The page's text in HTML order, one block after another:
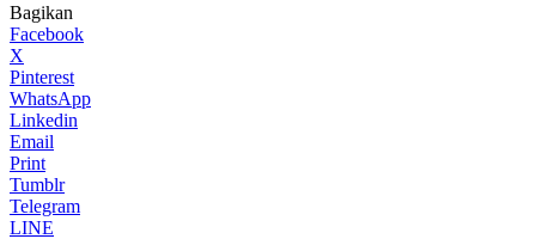
Bagikan
Facebook
X
Pinterest
WhatsApp
Linkedin
Email
Print
Tumblr
Telegram
LINE